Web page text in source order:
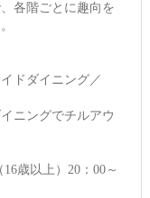
各階ごとに趣向を
ドダイニング／
ニングでチルアウ
歳以上）20：00～